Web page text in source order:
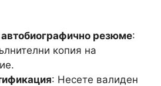
резюме:
копия на
: Несете валиден